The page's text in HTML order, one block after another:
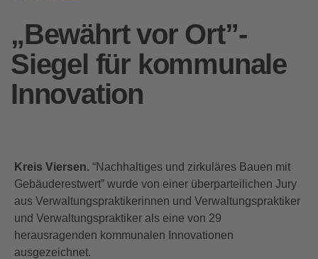
„Bewährt vor Ort”-
Siegel für kommunale
Innovation
Kreis Viersen. “Nachhaltiges und zirkuläres Bauen mit
Gebäuderestwert” wurde von einer überparteilichen Jury
aus Verwaltungspraktikerinnen und Verwaltungspraktiker
und Verwaltungspraktiker als eine von 29
herausragenden kommunalen Innovationen
ausgezeichnet.